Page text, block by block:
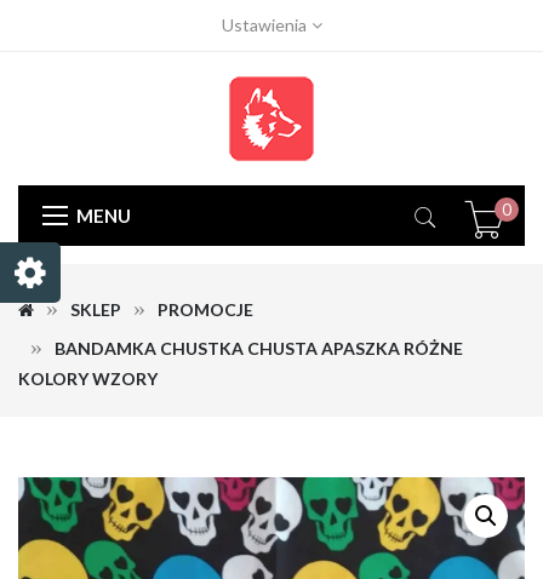
Ustawienia
MENU 0
SKLEP
PROMOCJE
BANDAMKA CHUSTKA CHUSTA APASZKA RÓŻNE
KOLORY WZORY